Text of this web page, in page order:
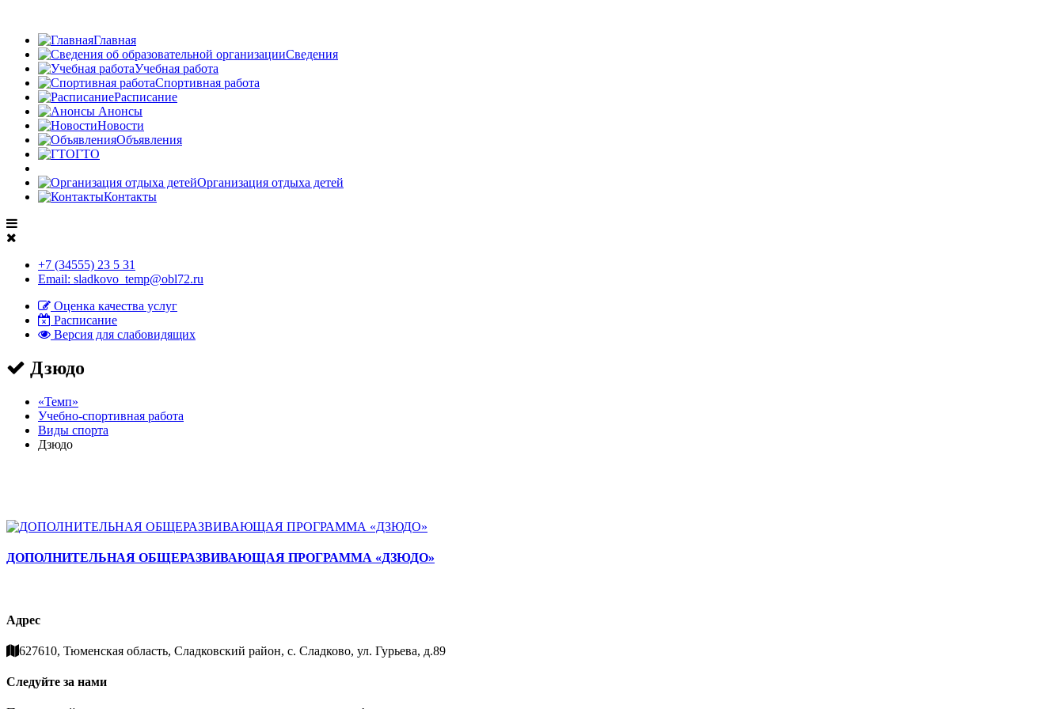
Главная
Сведения
Учебная работа
Спортивная работа
Расписание
Анонсы
Новости
Объявления
ГТО
Организация отдыха детей
Контакты
+7 (34555) 23 5 31
Email: sladkovo_temp@obl72.ru
Оценка качества услуг
Расписание
Версия для слабовидящих
Дзюдо
«Темп»
Учебно-спортивная работа
Виды спорта
Дзюдо
ДОПОЛНИТЕЛЬНАЯ ОБЩЕРАЗВИВАЮЩАЯ ПРОГРАММА «ДЗЮДО»
Адрес
627610, Тюменская область, Сладковский район, с. Сладково, ул. Гурьева, д.89
Следуйте за нами